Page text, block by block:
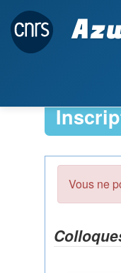
Vous ne